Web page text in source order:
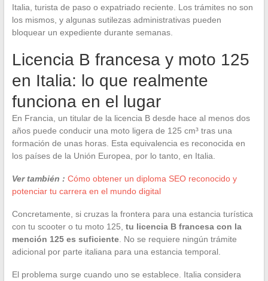
Italia, turista de paso o expatriado reciente. Los trámites no son
los mismos, y algunas sutilezas administrativas pueden
bloquear un expediente durante semanas.
Licencia B francesa y moto 125
en Italia: lo que realmente
funciona en el lugar
En Francia, un titular de la licencia B desde hace al menos dos
años puede conducir una moto ligera de 125 cm³ tras una
formación de unas horas. Esta equivalencia es reconocida en
los países de la Unión Europea, por lo tanto, en Italia.
Ver también : Cómo obtener un diploma SEO reconocido y
potenciar tu carrera en el mundo digital
Concretamente, si cruzas la frontera para una estancia turística
con tu scooter o tu moto 125, tu licencia B francesa con la
mención 125 es suficiente. No se requiere ningún trámite
adicional por parte italiana para una estancia temporal.
El problema surge cuando uno se establece. Italia considera